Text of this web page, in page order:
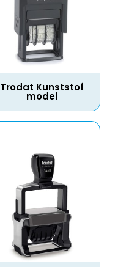
Trodat Kunststof
model